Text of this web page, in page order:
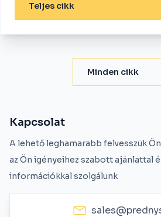
Teljes cikk
Minden cikk
Kapcsolat
A lehető leghamarabb felvesszük
az Ön igényeihez szabott ajánlattal
információkkal szolgálunk